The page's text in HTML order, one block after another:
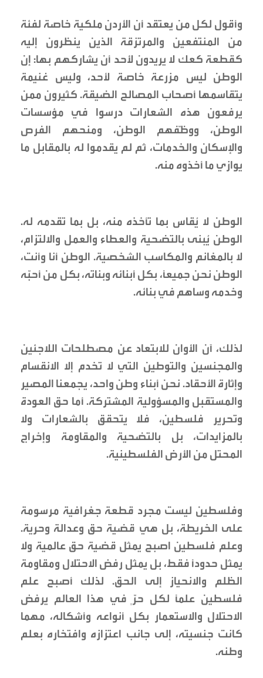
وأقول لكل من يعتقد أن الأردن ملكية خاصة لفئة
من المنتفعين والمرتزقة الذين ينظرون إليه
كقطعة كعك لا يريدون لأحد أن يشاركهم بها: إن
الوطن ليس مزرعة خاصة لأحد، وليس غنيمة
يتقاسمها أصحاب المصالح الضيقة. كثيرون ممن
يرفعون هذه الشعارات درسوا في مؤسسات
الوطن، ووظّفهم الوطن، ومنحهم الفرص
والإسكان والخدمات، ثم لم يقدموا له بالمقابل ما
يوازي ما أخذوه منه.
الوطن لا يُقاس بما تأخذه منه، بل بما تقدمه له.
الوطن يُبنى بالتضحية والعطاء والعمل والالتزام،
لا بالمغانم والمكاسب الشخصية. الوطن أنا وأنت،
الوطن نحن جميعًا، بكل أبنائه وبناته، بكل من أحبّه
وخدمه وساهم في بنائه.
لذلك، آن الأوان للابتعاد عن مصطلحات اللاجئين
والمجنسين والتوطين التي لا تخدم إلا الانقسام
وإثارة الأحقاد. نحن أبناء وطن واحد، يجمعنا المصير
والمستقبل والمسؤولية المشتركة. أما حق العودة
وتحرير فلسطين، فلا يتحقق بالشعارات ولا
بالمزايدات، بل بالتضحية والمقاومة وإخراج
المحتل من الأرض الفلسطينية.
وفلسطين ليست مجرد قطعة جغرافية مرسومة
على الخريطة، بل هي قضية حق وعدالة وحرية.
وعلم فلسطين اصبح يمثل قضية حق عالمية ولا
يمثل حدودًا فقط، بل يمثل رفض الاحتلال ومقاومة
الظلم والانحياز إلى الحق. لذلك أصبح علم
فلسطين علمًا لكل حرٍّ في هذا العالم يرفض
الاحتلال والاستعمار بكل أنواعه وأشكاله، مهما
كانت جنسيته، إلى جانب اعتزازه وافتخاره بعلم
وطنه.